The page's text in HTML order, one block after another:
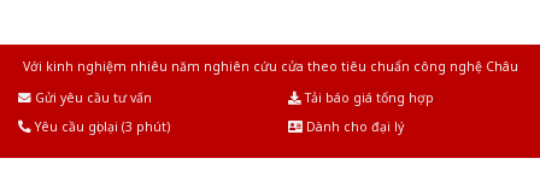
Với kinh nghiệm nhiêu năm nghiên cứu cửa theo tiêu chuẩn công nghệ Châu
Gửi yêu cầu tư vấn
Tải báo giá tổng hợp
Yêu cầu gọi lại (3 phút)
Dành cho đại lý